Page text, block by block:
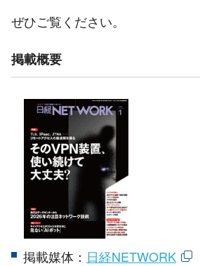
ぜひご覧ください。
掲載概要
掲載媒体： 日経NETWORK